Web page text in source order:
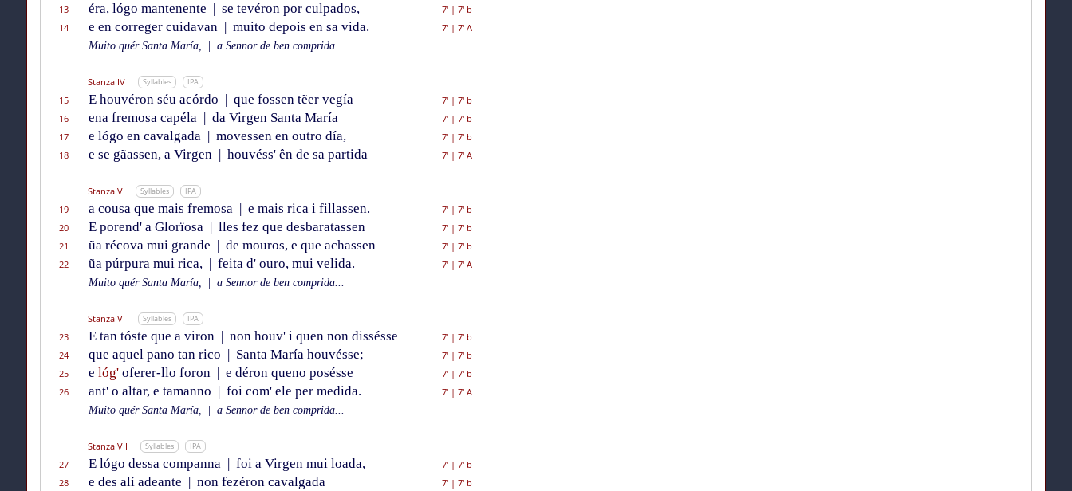
13
éra, lógo mantenente | se tevéron por culpados, 7'| 7' b
14
e en correger cuidavan | muito depois en sa vida. 7'| 7' A
Muito quér Santa María,
a Sennor de ben comprida...
Stanza IV Syllables IPA
15 E houvéron séu acórdo | que fossen tẽer vegía 7'| 7' b
16
ena fremosa capéla | da Virgen Santa María 7'| 7' b
17
e lógo en cavalgada | movessen en outro día, 7'| 7' b
18
e se gãassen, a Virgen | houvéss' ên de sa partida 7'| 7' A
Stanza V Syllables IPA
19 a cousa que mais fremosa | e mais rica i fillassen. 7'| 7' b
20
E porend' a Glorïosa | lles fez que desbaratassen 7'| 7' b
21
ũa récova mui grande | de mouros, e que achassen 7'| 7' b
22
ũa púrpura mui rica, | feita d' ouro, mui velida. 7'| 7' A
Muito quér Santa María,
a Sennor de ben comprida...
Stanza VI Syllables IPA
23 E tan tóste que a viron | non houv' i quen non dissésse 7'| 7' b
24
que aquel pano tan rico | Santa María houvésse; 7'| 7' b
25
e lóg'oferer-llo foron | e déron queno posésse 7'| 7' b
26
ant' o altar, e tamanno | foi com' ele per medida. 7'| 7' A
Muito quér Santa María,
a Sennor de ben comprida...
Stanza VII Syllables IPA
27 E lógo dessa companna | foi a Virgen mui loada, 7'| 7' b
28
e des alí adeante | non fezéron cavalgada 7'| 7' b